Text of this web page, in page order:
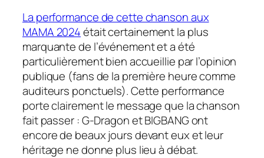
La performance de cette chanson aux
MAMA 2024était certainement la plus
marquante de l’événement et a été
particulièrement bien accueillie par l’opinion
publique (fans de la première heure comme
auditeurs ponctuels). Cette performance
porte clairement le message que la chanson
fait passer : G-Dragon et BIGBANG ont
encore de beaux jours devant eux et leur
héritage ne donne plus lieu à débat.